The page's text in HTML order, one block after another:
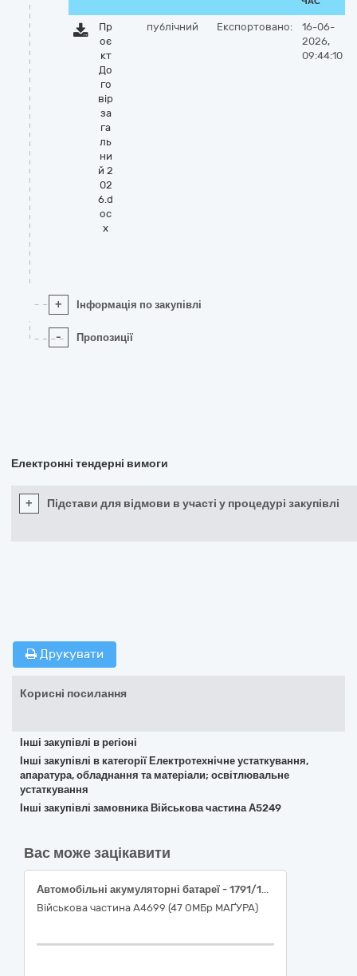
Пр
оє
кт
До
го
вір
за
га
ль
ни
й 2
02
6.d
oc
x
публічний Експортовано:
16-06-
2026,
09:44:10
+ Інформація по закупівлі
- Пропозиції
Електронні тендерні вимоги
+ Підстави для відмови в участі у процедурі закупівлі
Друкувати
Корисні посилання
Інші закупівлі в регіоні
Інші закупівлі в категорії Електротехнічне устаткування,
апаратура, обладнання та матеріали; освітлювальне
устаткування
Інші закупівлі замовника Військова частина А5249
Вас може зацікавити
Автомобільні акумуляторні батареї - 1791/13551-в
Військова частина А4699 (47 ОМБр МАҐУРА)